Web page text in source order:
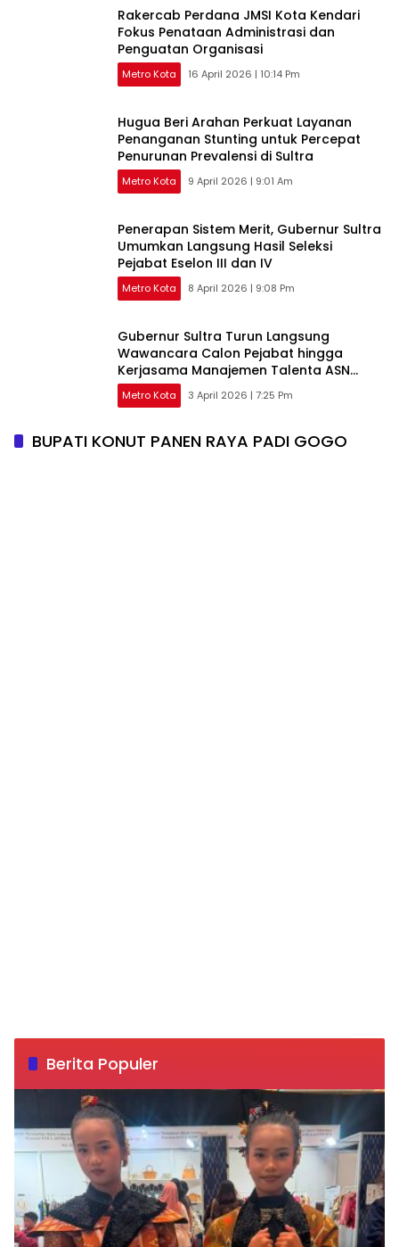
Rakercab Perdana JMSI Kota Kendari
Fokus Penataan Administrasi dan
Penguatan Organisasi
Metro Kota 16 April 2026 | 10:14 Pm
Hugua Beri Arahan Perkuat Layanan
Penanganan Stunting untuk Percepat
Penurunan Prevalensi di Sultra
Metro Kota 9 April 2026 | 9:01 Am
Penerapan Sistem Merit, Gubernur Sultra
Umumkan Langsung Hasil Seleksi
Pejabat Eselon III dan IV
Metro Kota 8 April 2026 | 9:08 Pm
Gubernur Sultra Turun Langsung
Wawancara Calon Pejabat hingga
Kerjasama Manajemen Talenta ASN
dengan Jawa Barat
Metro Kota 3 April 2026 | 7:25 Pm
BUPATI KONUT PANEN RAYA PADI GOGO
Berita Populer